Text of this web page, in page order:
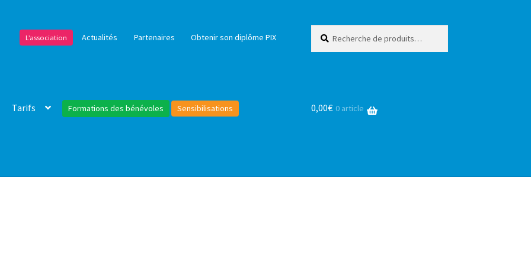
L’association Actualités Partenaires Obtenir son diplôme PIX
pour :
Tarifs Formations des bénévoles Sensibilisations 0,00€ 0 article